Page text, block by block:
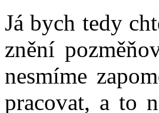
Já bych tedy
znění
nesmíme
pracovat, a to